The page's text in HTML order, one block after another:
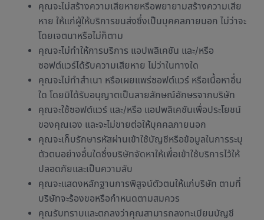
คุณจะไม่สร้างความเสียหายหรือพยายามสร้างความเสีย
หาย ให้แก่ผู้ให้บริการขนส่งซึ่งเป็นบุคคลภายนอก ไม่ว่าจะ
โดยเจตนาหรือไม่ก็ตาม
คุณจะไม่ทำให้การบริการ แอปพลิเคชัน และ/หรือ
ซอฟต์แวร์ได้รับความเสียหาย ไม่ว่าในทางใด
คุณจะไม่ทำสำเนา หรือเผยแพร่ซอฟต์แวร์ หรือเนื้อหาอื่น
ใด โดยมิได้รับอนุญาตเป็นลายลักษณ์อักษรจากบริษัท
คุณจะใช้ซอฟต์แวร์ และ/หรือ แอปพลิเคชันเพื่อประโยชน์
ของคุณเอง และจะไม่ขายต่อให้บุคคลภายนอก
คุณจะเก็บรักษารหัสผ่านเข้าใช้บัญชีหรือข้อมูลในการระบุ
ตัวตนอย่างอื่นใดซึ่งบริษัทจัดหาให้เพื่อเข้าใช้บริการไว้ให้
ปลอดภัยและเป็นความลับ
คุณจะแสดงหลักฐานการพิสูจน์ตัวตนให้แก่บริษัท ตามที่
บริษัทจะร้องขอหรือกำหนดตามสมควร
คุณรับทราบและตกลงว่าคุณสามารถลงทะเบียนบัญชี